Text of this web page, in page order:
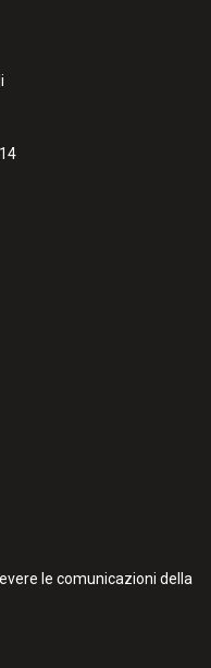
le comunicazioni della